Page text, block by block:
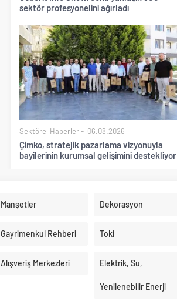
sektör profesyonelini ağırladı
Sektörel Haberler 06.08.2026
Çimko, stratejik pazarlama vizyonuyla
bayilerinin kurumsal gelişimini destekliyor
Manşetler Dekorasyon
Gayrimenkul Rehberi Toki
Alışveriş Merkezleri Elektrik, Su,
Yenilenebilir Enerji